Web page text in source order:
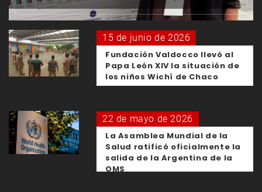
15 de junio de 2026
Fundación Valdocco llevó al
Papa León XIV la situación de
los niños Wichí de Chaco
22 de mayo de 2026
La Asamblea Mundial de la
Salud ratificó oficialmente la
salida de la Argentina de la
OMS